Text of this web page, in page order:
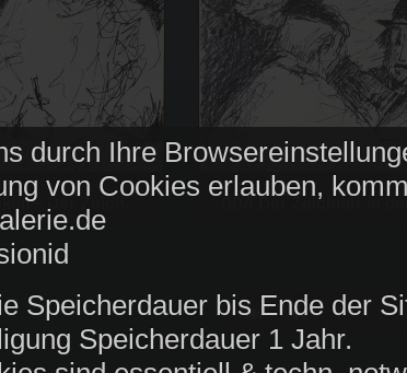
durch Ihre
von Cookies erlauben,
Speicherdauer bis Ende der
Speicherdauer 1 Jahr.
1 ...